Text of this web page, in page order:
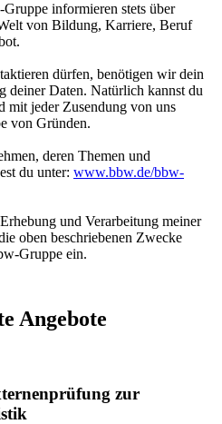
informieren stets über
von Bildung, Karriere, Beruf
dürfen, benötigen wir dein
deiner Daten. Natürlich kannst du
mit jeder Zusendung von uns
von Gründen.
deren Themen und
du unter: www.bbw.de/bbw-
und Verarbeitung meiner
oben beschriebenen Zwecke
Gruppe ein.
Angebote
zur